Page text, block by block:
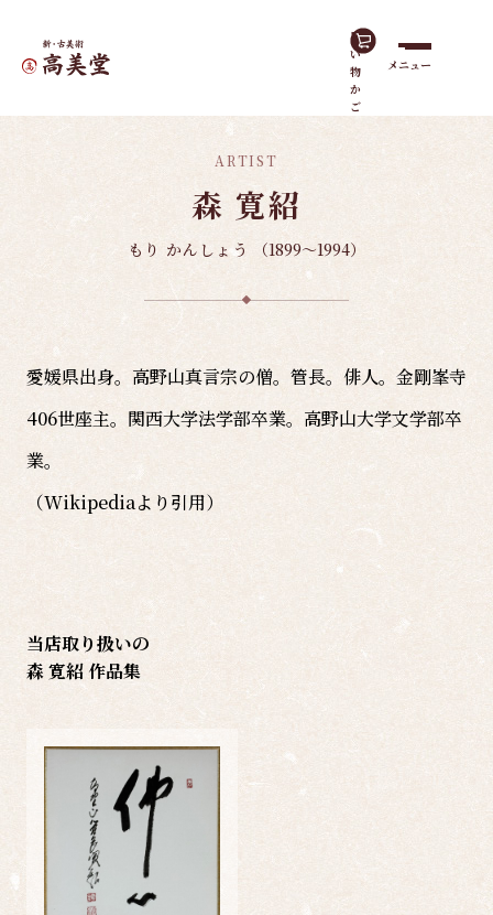
買
い
物
か
ご
メニュー
ホーム諸作家
ARTIST
森 寛紹
もり かんしょう （1899～1994）
愛媛県出身。高野山真言宗の僧。管長。俳人。金剛峯寺
406世座主。関西大学法学部卒業。高野山大学文学部卒
業。
（Wikipediaより引用）
当店取り扱いの
森 寛紹 作品集